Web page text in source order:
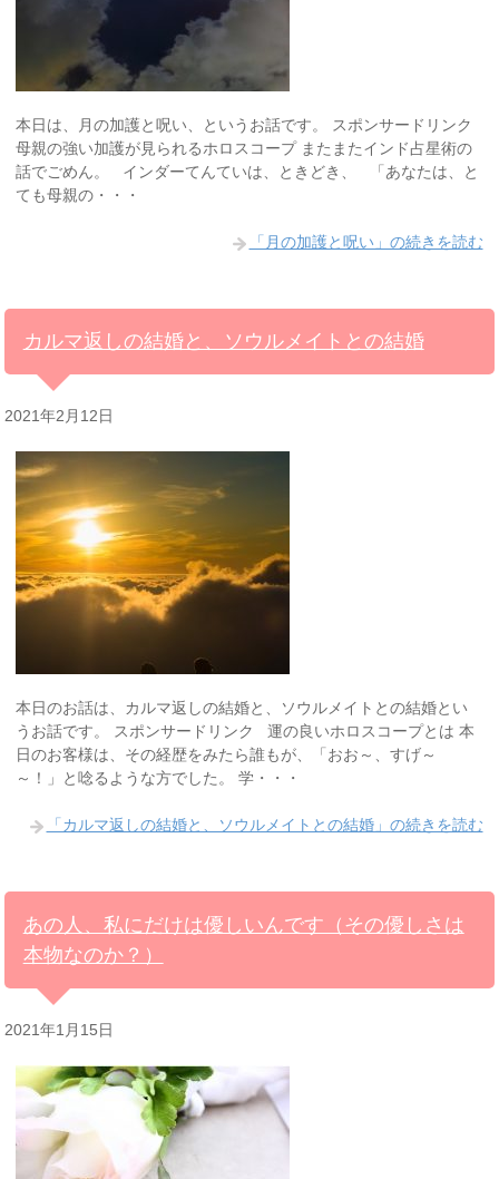
本日は、月の加護と呪い、というお話です。 スポンサードリンク
母親の強い加護が見られるホロスコープ またまたインド占星術の
話でごめん。 インダーてんていは、ときどき、 「あなたは、と
ても母親の・・・
「月の加護と呪い」の続きを読む
カルマ返しの結婚と、ソウルメイトとの結婚
2021年2月12日
本日のお話は、カルマ返しの結婚と、ソウルメイトとの結婚とい
うお話です。 スポンサードリンク 運の良いホロスコープとは 本
日のお客様は、その経歴をみたら誰もが、「おお～、すげ～
～！」と唸るような方でした。 学・・・
「カルマ返しの結婚と、ソウルメイトとの結婚」の続きを読む
あの人、私にだけは優しいんです（その優しさは
本物なのか？）
2021年1月15日